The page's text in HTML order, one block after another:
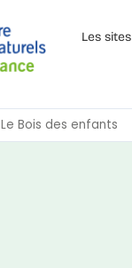
Les sites
Le Bois des enfants